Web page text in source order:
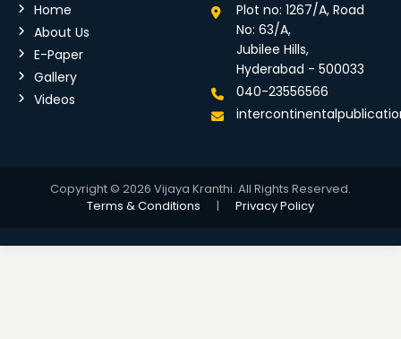
Home
About Us
E-Paper
Gallery
Videos
Plot no: 1267/A, Road
No: 63/A,
Jubilee Hills,
Hyderabad - 500033
040-23556566
Copyright © 2026 Vijaya Kranthi. All Rights Reserved.
Terms & Conditions
| Privacy Policy